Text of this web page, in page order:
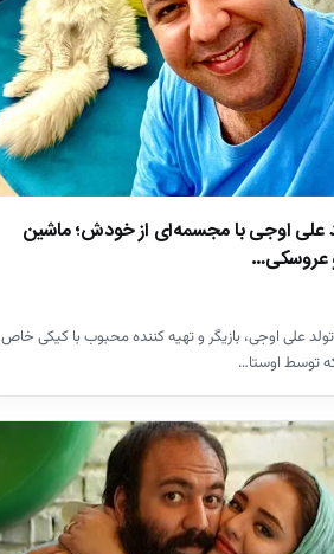
علی اوجی با مجسمه‌ای از خودش؛ ماشین
عروسکی…
علی اوجی، بازیگر و تهیه کننده محبوب با کیکی خاص
توسط اوستا…